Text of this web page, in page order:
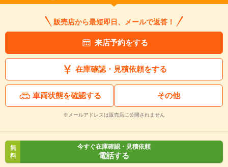
販売店から最短即日、メールで返答！
来店予約をする
在庫確認・見積依頼をする
車両状態を確認する その他
※メールアドレスは販売店に公開されません
無
料
今すぐ在庫確認・見積依頼
電話する